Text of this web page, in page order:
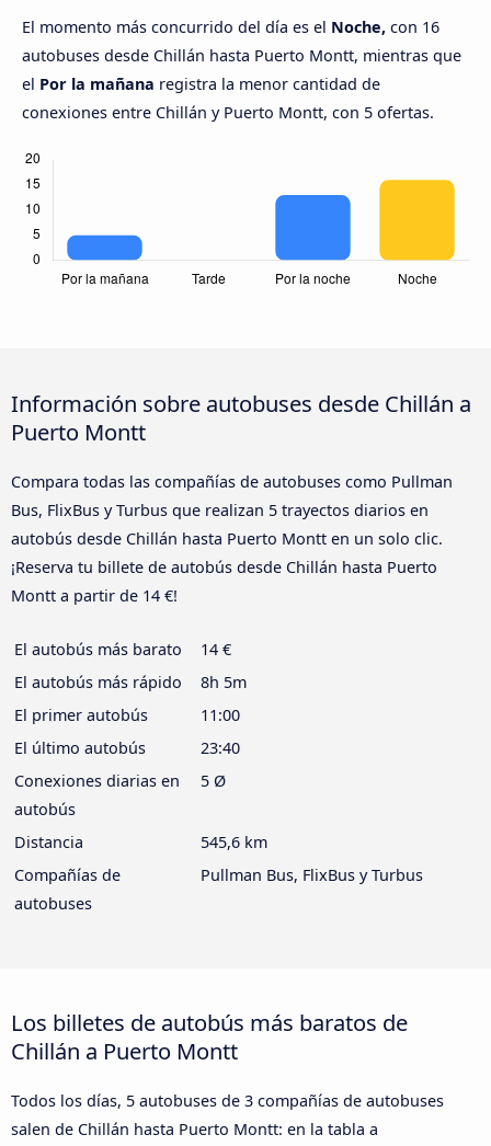
El momento más concurrido del día es el Noche, con 16
autobuses desde Chillán hasta Puerto Montt, mientras que
el Por la mañana registra la menor cantidad de
conexiones entre Chillán y Puerto Montt, con 5 ofertas.
Información sobre autobuses desde Chillán a
Puerto Montt
Compara todas las compañías de autobuses como Pullman
Bus, FlixBus y Turbus que realizan 5 trayectos diarios en
autobús desde Chillán hasta Puerto Montt en un solo clic.
¡Reserva tu billete de autobús desde Chillán hasta Puerto
Montt a partir de 14 €!
El autobús más barato
14 €
El autobús más rápido
8h 5m
El primer autobús
11:00
El último autobús
23:40
Conexiones diarias en
autobús
5 Ø
Distancia
545,6 km
Compañías de
autobuses
Pullman Bus, FlixBus y Turbus
Los billetes de autobús más baratos de
Chillán a Puerto Montt
Todos los días, 5 autobuses de 3 compañías de autobuses
salen de Chillán hasta Puerto Montt: en la tabla a